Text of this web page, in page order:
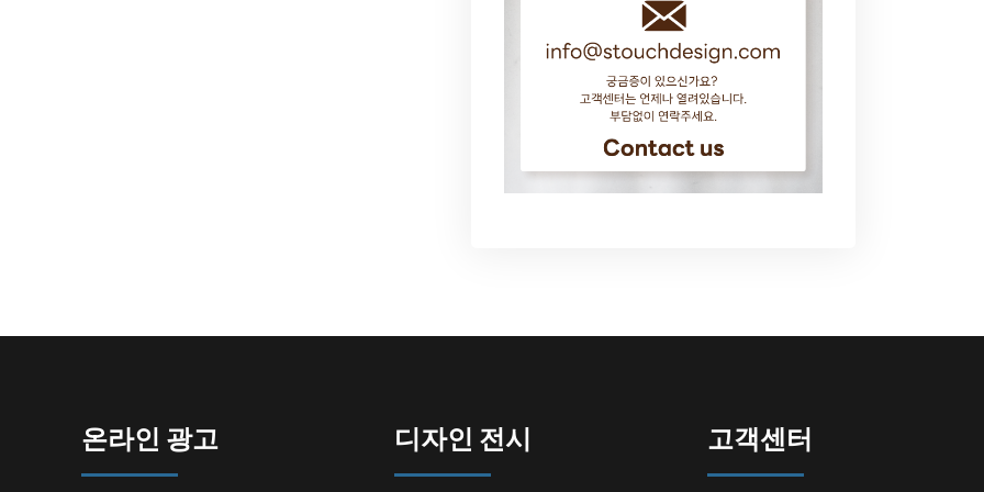
온라인 광고 디자인 전시 고객센터